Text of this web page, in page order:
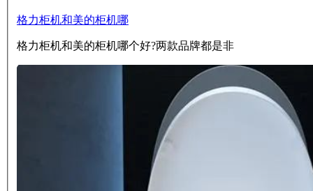
格力柜机和美的柜机哪
格力柜机和美的柜机哪个好?两款品牌都是非